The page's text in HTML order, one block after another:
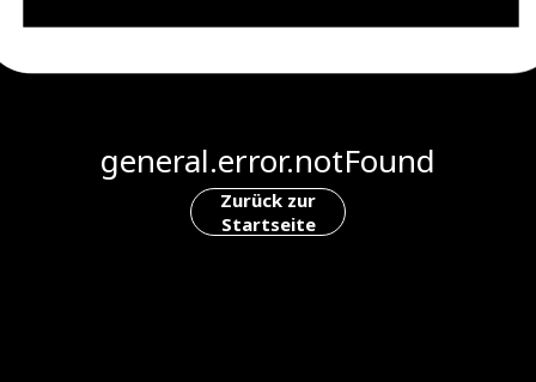
general.error.notFound
Zurück zur
Startseite